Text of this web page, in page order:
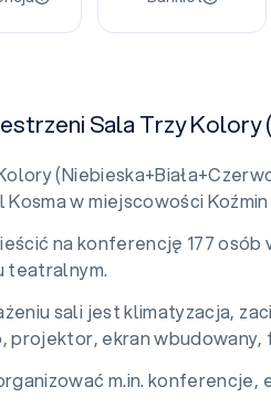
Sala Trzy Kolory
Kosma w miejscowości
na konferencję 177
teatralnym.
sali jest klimatyzacja,
projektor, ekran wbudowany,
m.in. konferencje,